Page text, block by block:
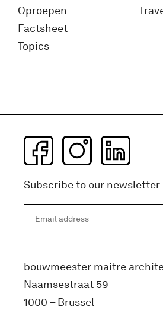
Oproepen
Factsheet
Topics
Subscribe to our newsletter
bouwmeester maitre
Naamsestraat 59
1000 – Brussel